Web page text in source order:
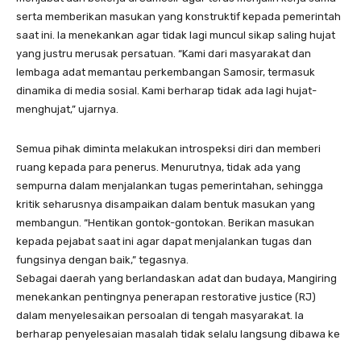
serta memberikan masukan yang konstruktif kepada pemerintah
saat ini. Ia menekankan agar tidak lagi muncul sikap saling hujat
yang justru merusak persatuan. “Kami dari masyarakat dan
lembaga adat memantau perkembangan Samosir, termasuk
dinamika di media sosial. Kami berharap tidak ada lagi hujat-
menghujat,” ujarnya.
Semua pihak diminta melakukan introspeksi diri dan memberi
ruang kepada para penerus. Menurutnya, tidak ada yang
sempurna dalam menjalankan tugas pemerintahan, sehingga
kritik seharusnya disampaikan dalam bentuk masukan yang
membangun. “Hentikan gontok-gontokan. Berikan masukan
kepada pejabat saat ini agar dapat menjalankan tugas dan
fungsinya dengan baik,” tegasnya.
Sebagai daerah yang berlandaskan adat dan budaya, Mangiring
menekankan pentingnya penerapan restorative justice (RJ)
dalam menyelesaikan persoalan di tengah masyarakat. Ia
berharap penyelesaian masalah tidak selalu langsung dibawa ke